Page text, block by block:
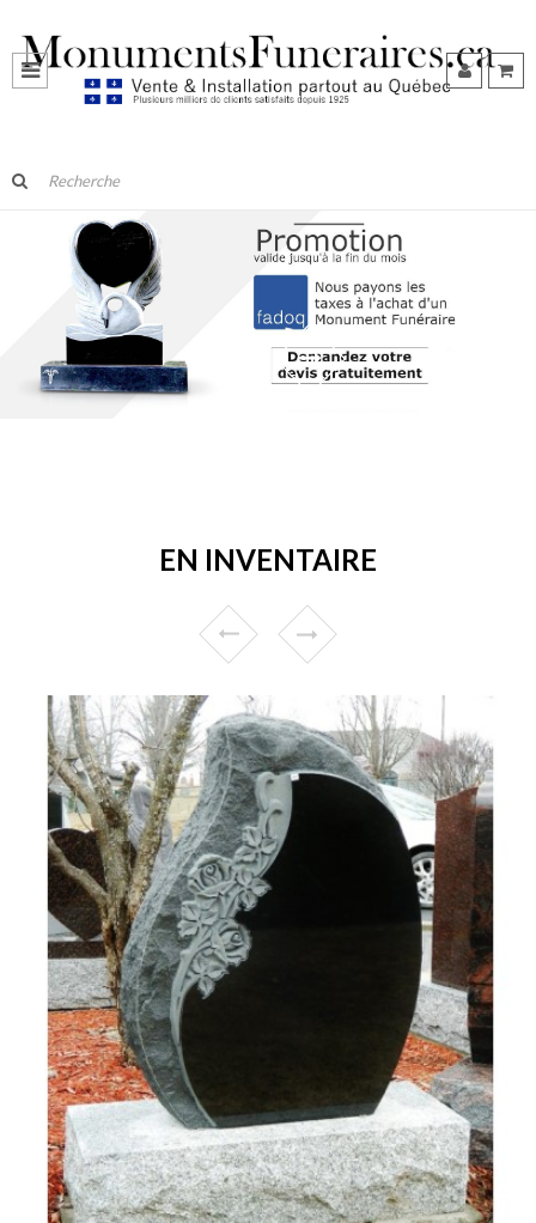
EN INVENTAIRE